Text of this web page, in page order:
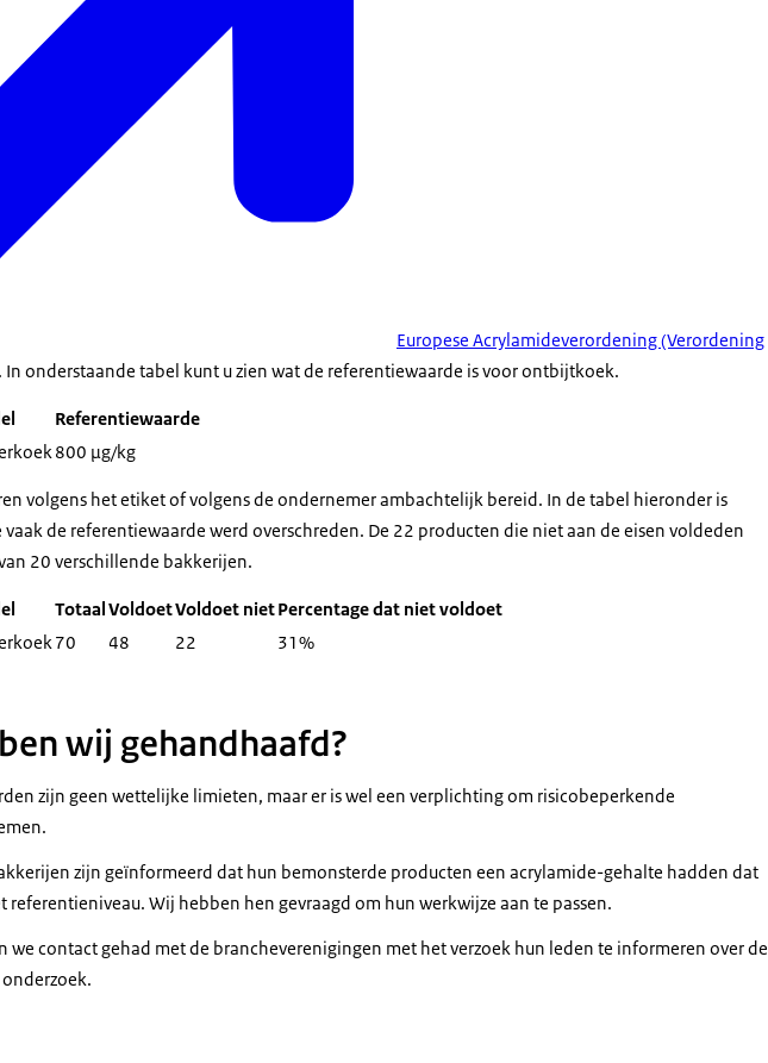
Europese Acrylamideverordening (Verordening
. In onderstaande tabel kunt u zien wat de referentiewaarde is voor ontbijtkoek.
Referentiewaarde
800 µg/kg
volgens het etiket of volgens de ondernemer ambachtelijk bereid. In de tabel hieronder is
vaak de referentiewaarde werd overschreden. De 22 producten die niet aan de eisen voldeden
20 verschillende bakkerijen.
TotaalVoldoetVoldoet nietPercentage dat niet voldoet
70 48 22 31%
wij gehandhaafd?
zijn geen wettelijke limieten, maar er is wel een verplichting om risicobeperkende
zijn geïnformeerd dat hun bemonsterde producten een acrylamide-gehalte hadden dat
referentieniveau. Wij hebben hen gevraagd om hun werkwijze aan te passen.
we contact gehad met de brancheverenigingen met het verzoek hun leden te informeren over de